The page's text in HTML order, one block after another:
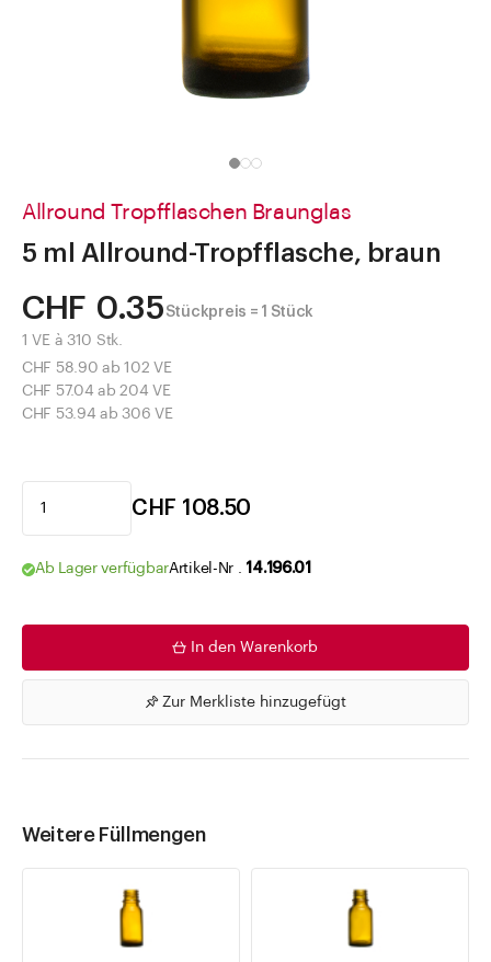
Allround Tropfflaschen Braunglas
5 ml Allround-Tropfflasche, braun
CHF 0.35 Stückpreis = 1 Stück
1 VE à 310 Stk.
CHF 58.90 ab 102 VE
CHF 57.04 ab 204 VE
CHF 53.94 ab 306 VE
CHF 108.50
Ab Lager verfügbarArtikel-Nr . 14.196.01
In den Warenkorb
Zur Merkliste hinzugefügt
Weitere Füllmengen